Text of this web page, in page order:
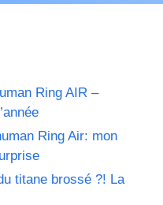
Ring AIR –
Ring Air: mon
titane brossé ?! La